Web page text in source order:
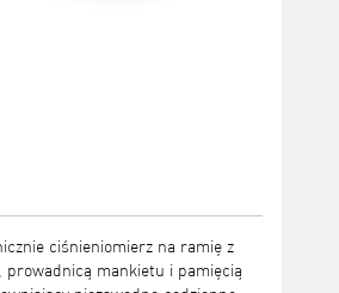
ciśnieniomierz na ramię z
mankietu i pamięcią